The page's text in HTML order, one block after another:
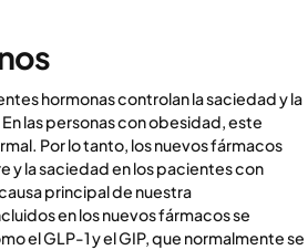
hormonas controlan la saciedad y la
las personas con obesidad, este
Por lo tanto, los nuevos fármacos
y la saciedad en los pacientes con
principal de nuestra
en los nuevos fármacos se
el GLP-1 y el GIP, que normalmente se